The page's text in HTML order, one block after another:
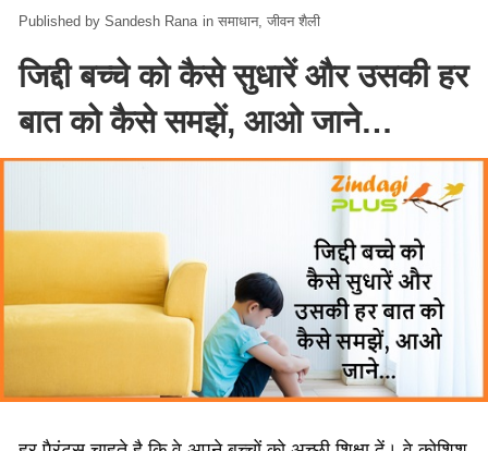
Sandesh Rana in समाधान जीवन शैली
जिद्दी बच्चे को कैसे सुधारें और उसकी हर
बात को कैसे समझें, आओ जाने…